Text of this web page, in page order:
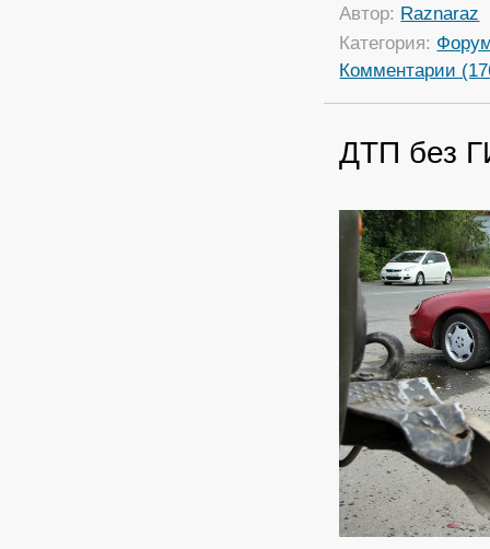
Автор: Raznaraz
Категория:
Комментарии
ДТП без